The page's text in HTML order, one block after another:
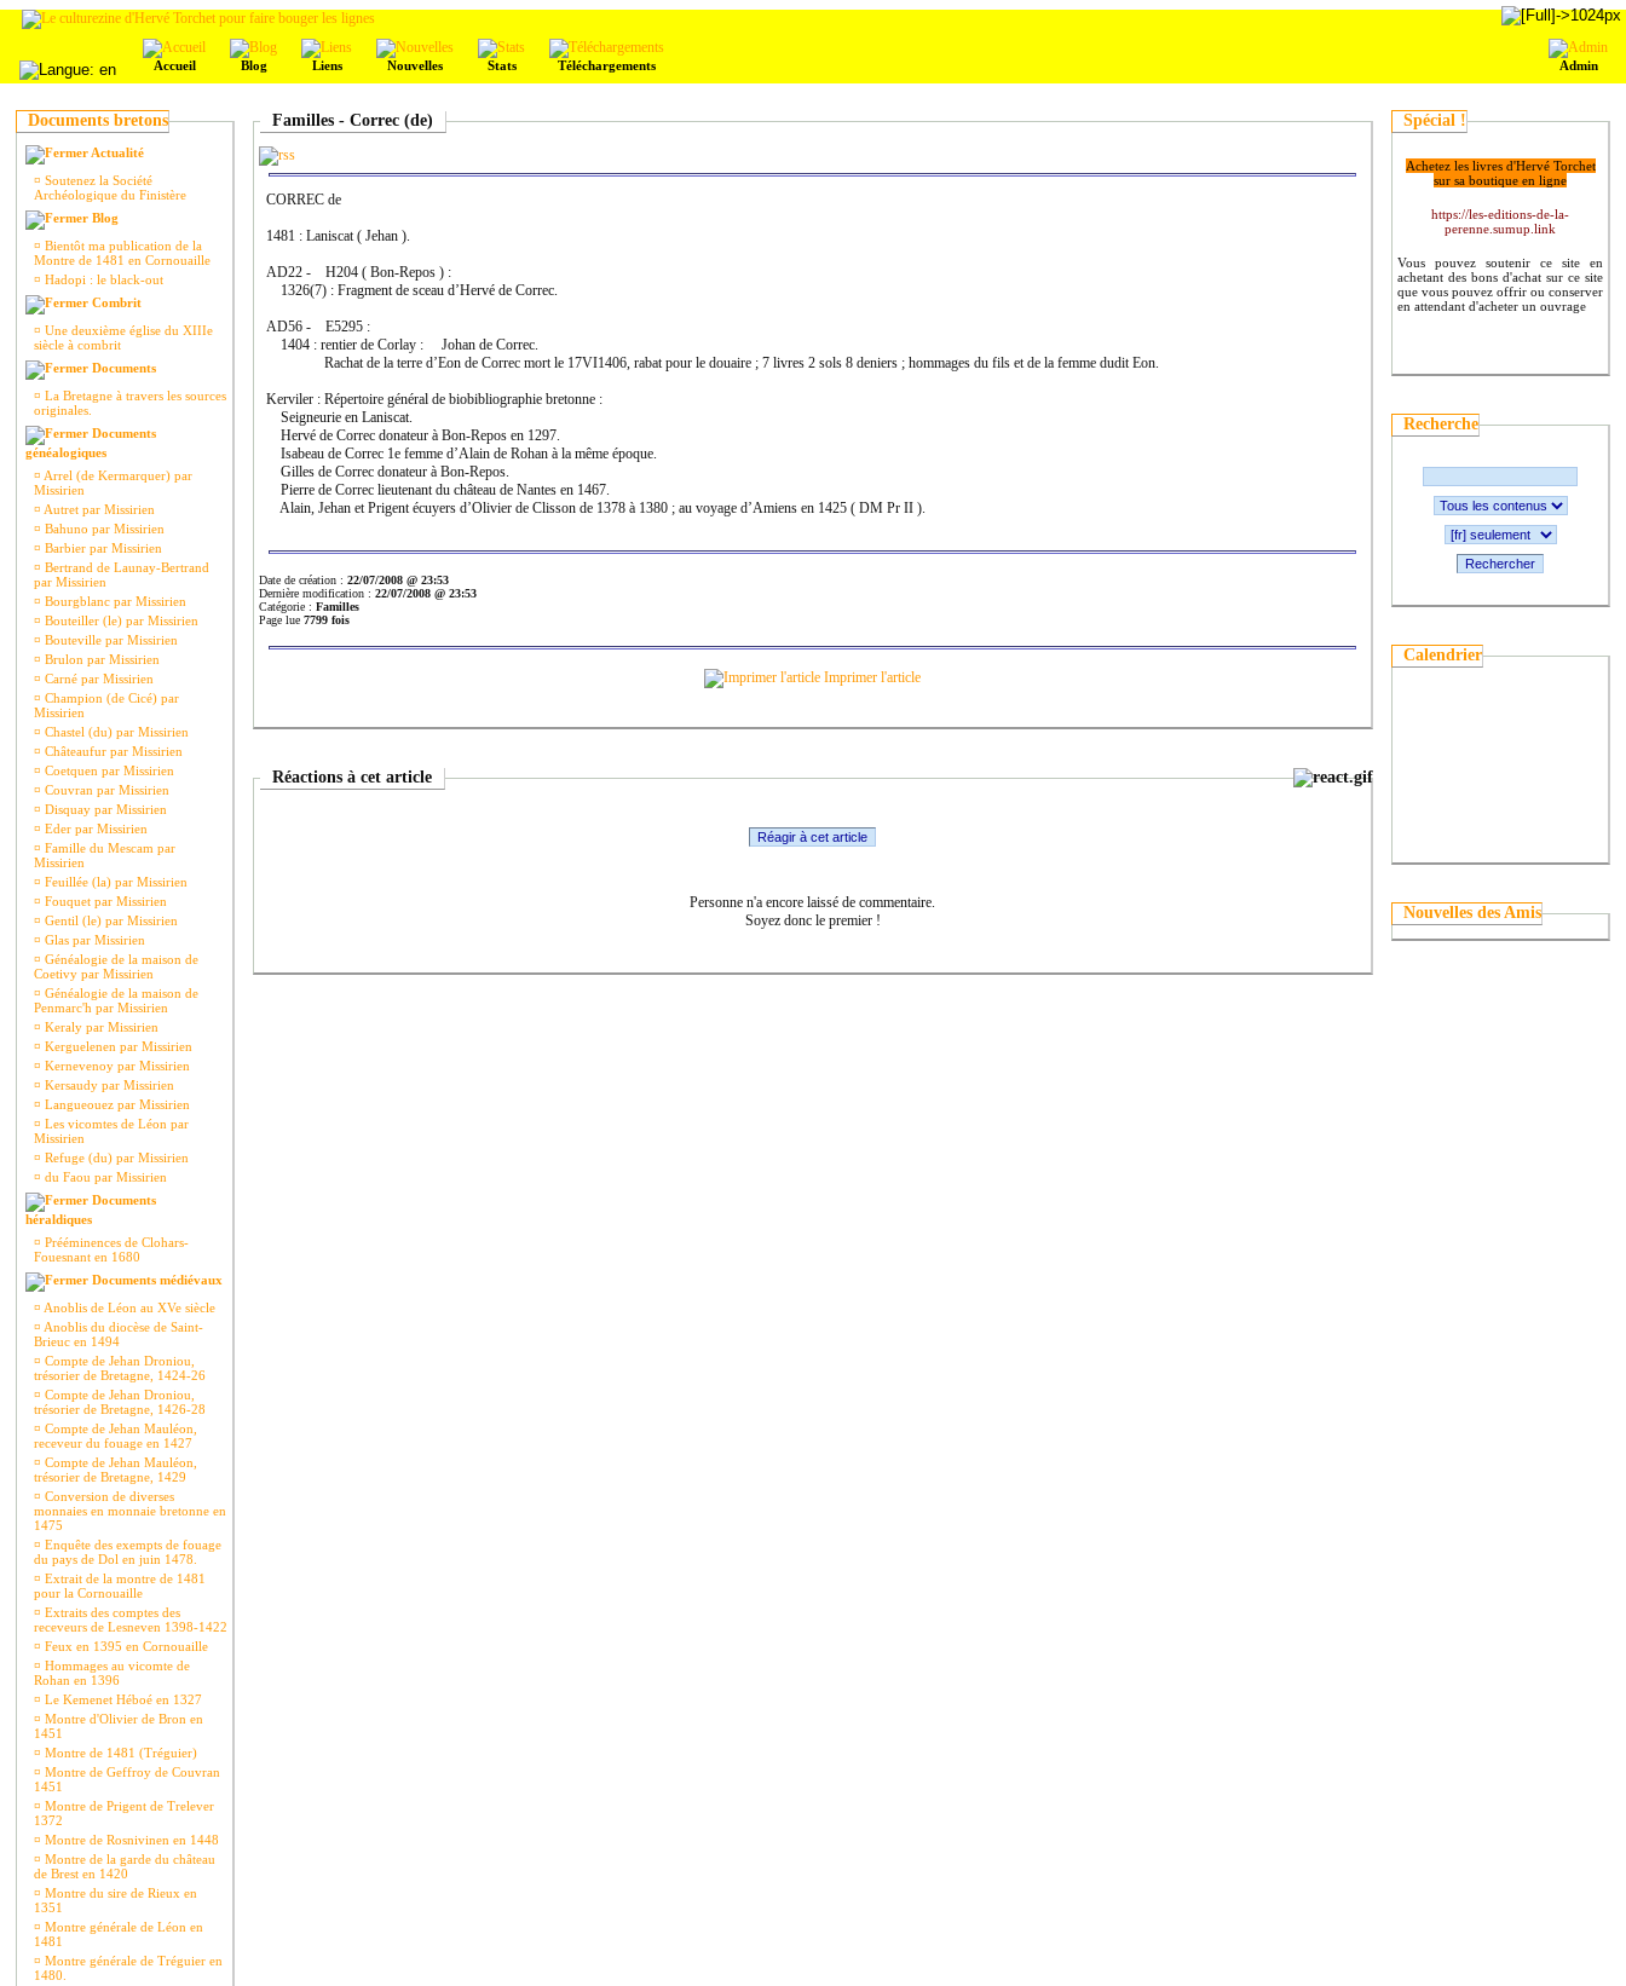
Admin
Accueil Blog Liens Nouvelles Stats Téléchargements
Documents bretons
Actualité
¤ Soutenez la Société
Archéologique du Finistère
Blog
¤ Bientôt ma publication de la
Montre de 1481 en Cornouaille
¤ Hadopi : le black-out
Combrit
¤ Une deuxième église du XIIIe
siècle à combrit
Documents
¤ La Bretagne à travers les sources
originales.
Documents
généalogiques
¤ Arrel (de Kermarquer) par
Missirien
¤ Autret par Missirien
¤ Bahuno par Missirien
¤ Barbier par Missirien
¤ Bertrand de Launay-Bertrand
par Missirien
¤ Bourgblanc par Missirien
¤ Bouteiller (le) par Missirien
¤ Bouteville par Missirien
¤ Brulon par Missirien
¤ Carné par Missirien
¤ Champion (de Cicé) par
Missirien
¤ Chastel (du) par Missirien
¤ Châteaufur par Missirien
¤ Coetquen par Missirien
¤ Couvran par Missirien
¤ Disquay par Missirien
¤ Eder par Missirien
¤ Famille du Mescam par
Missirien
¤ Feuillée (la) par Missirien
¤ Fouquet par Missirien
¤ Gentil (le) par Missirien
¤ Glas par Missirien
¤ Généalogie de la maison de
Coetivy par Missirien
¤ Généalogie de la maison de
Penmarc'h par Missirien
¤ Keraly par Missirien
¤ Kerguelenen par Missirien
¤ Kernevenoy par Missirien
¤ Kersaudy par Missirien
¤ Langueouez par Missirien
¤ Les vicomtes de Léon par
Missirien
¤ Refuge (du) par Missirien
¤ du Faou par Missirien
Documents
héraldiques
¤ Prééminences de Clohars-
Fouesnant en 1680
Documents médiévaux
¤ Anoblis de Léon au XVe siècle
¤ Anoblis du diocèse de Saint-
Brieuc en 1494
¤ Compte de Jehan Droniou,
trésorier de Bretagne, 1424-26
¤ Compte de Jehan Droniou,
trésorier de Bretagne, 1426-28
¤ Compte de Jehan Mauléon,
receveur du fouage en 1427
¤ Compte de Jehan Mauléon,
trésorier de Bretagne, 1429
¤ Conversion de diverses
monnaies en monnaie bretonne en
1475
¤ Enquête des exempts de fouage
du pays de Dol en juin 1478.
¤ Extrait de la montre de 1481
pour la Cornouaille
¤ Extraits des comptes des
receveurs de Lesneven 1398-1422
¤ Feux en 1395 en Cornouaille
¤ Hommages au vicomte de
Rohan en 1396
¤ Le Kemenet Héboé en 1327
¤ Montre d'Olivier de Bron en
1451
¤ Montre de 1481 (Tréguier)
¤ Montre de Geffroy de Couvran
1451
¤ Montre de Prigent de Trelever
1372
¤ Montre de Rosnivinen en 1448
¤ Montre de la garde du château
de Brest en 1420
¤ Montre du sire de Rieux en
1351
¤ Montre générale de Léon en
1481
¤ Montre générale de Tréguier en
1480.
Familles - Correc (de)
CORREC de
1481 : Laniscat ( Jehan ).
AD22 - H204 ( Bon-Repos ) :
1326(7) : Fragment de sceau d’Hervé de Correc.
AD56 - E5295 :
1404 : rentier de Corlay : Johan de Correc.
Rachat de la terre d’Eon de Correc mort le 17VI1406, rabat pour le douaire ; 7 livres 2 sols 8 deniers ; hommages du fils et de la femme dudit Eon.
Kerviler : Répertoire général de biobibliographie bretonne :
Seigneurie en Laniscat.
Hervé de Correc donateur à Bon-Repos en 1297.
Isabeau de Correc 1e femme d’Alain de Rohan à la même époque.
Gilles de Correc donateur à Bon-Repos.
Pierre de Correc lieutenant du château de Nantes en 1467.
Alain, Jehan et Prigent écuyers d’Olivier de Clisson de 1378 à 1380 ; au voyage d’Amiens en 1425 ( DM Pr II ).
Date de création : 22/07/2008 @ 23:53
Dernière modification : 22/07/2008 @ 23:53
Catégorie : Familles
Page lue 7799 fois
Imprimer l'article
Réactions à cet article
Réagir à cet article
Personne n'a encore laissé de commentaire.
Soyez donc le premier !
Spécial !
Achetez les livres d'Hervé Torchet
sur sa boutique en ligne
https://les-editions-de-la-
perenne.sumup.link
Vous pouvez soutenir ce site en
achetant des bons d'achat sur ce site
que vous pouvez offrir ou conserver
en attendant d'acheter un ouvrage
Recherche
Rechercher
Calendrier
Nouvelles des Amis